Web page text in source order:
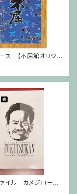
ス 【不屈館オリジナ
イル カメジロー顔
ジナル】